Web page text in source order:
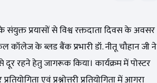
संयुक्त प्रयासों से विश्व रक्तदाता दिवस के अवसर
कॉलेज के ब्लड बैंक प्रभारी डॉ. नीतू चौहान जी ने
रहने हेतु जागरूक किया। कार्यक्रम में पोस्टर
एवं प्रश्नोत्तरी प्रतियोगिता में आगरा